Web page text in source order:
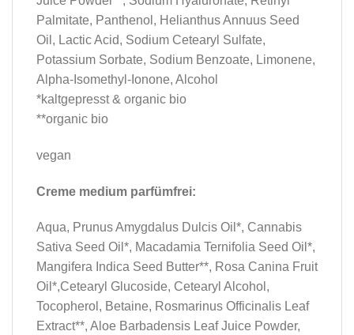
Palmitate, Panthenol, Helianthus Annuus Seed
Oil, Lactic Acid, Sodium Cetearyl Sulfate,
Potassium Sorbate, Sodium Benzoate, Limonene,
Alpha-Isomethyl-Ionone, Alcohol
*kaltgepresst & organic bio
**organic bio
vegan
Creme medium parfümfrei:
Aqua, Prunus Amygdalus Dulcis Oil*, Cannabis
Sativa Seed Oil*, Macadamia Ternifolia Seed Oil*,
Mangifera Indica Seed Butter**, Rosa Canina Fruit
Oil*,Cetearyl Glucoside, Cetearyl Alcohol,
Tocopherol, Betaine, Rosmarinus Officinalis Leaf
Extract**, Aloe Barbadensis Leaf Juice Powder,